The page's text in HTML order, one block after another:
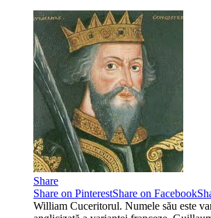
Share
Share on PinterestShare on Facebook
William Cuceritorul. Numele său este